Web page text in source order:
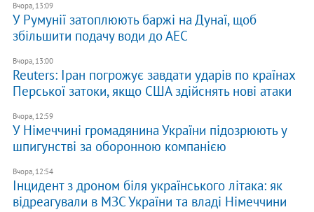
Вчора, 13:09
У Румунії затоплюють баржі на Дунаї, щоб
збільшити подачу води до АЕС
Вчора, 13:00
Reuters: Іран погрожує завдати ударів по країнах
Перської затоки, якщо США здійснять нові атаки
Вчора, 12:59
У Німеччині громадянина України підозрюють у
шпигунстві за оборонною компанією
Вчора, 12:54
Інцидент з дроном біля українського літака: як
відреагували в МЗС України та владі Німеччини